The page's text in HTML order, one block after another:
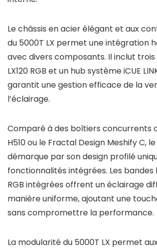
Le châssis en acier élégant et aux
du 5000T LX permet une intégration
avec divers composants. Il inclut
LX120 RGB et un hub système iCUE
garantit une gestion efficace de la
l’éclairage.
Comparé à des boîtiers concurrents
H510 ou le Fractal Design Meshify C,
démarque par son design profilé
fonctionnalités intégrées. Les bandes
RGB intégrées offrent un éclairage
manière uniforme, ajoutant une
sans compromettre la performance.
La modularité du 5000T LX permet